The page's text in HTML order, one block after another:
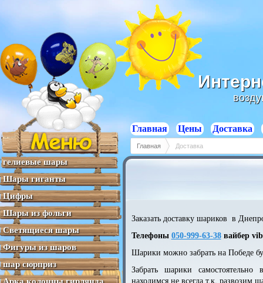
Главная Цены Доставка
Главная Доставка
Отзывы
Отзывы
Отзывы
Отзывы
Заказать доставку шариков в
Телефоны 050-999-63-38вайбер
Шарики можно забрать на Победе
Забрать шарики самостоятельно
находимся не всегда т.к. развозим
гелиевые шары
Шары гиганты
Цифры
Шары из фольги
Светящиеся шары
Фигуры из шаров
шар сюрприз